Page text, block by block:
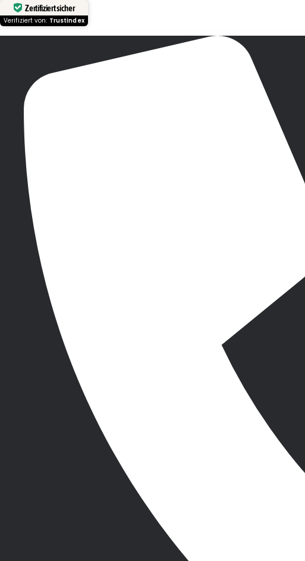
Zertifiziert sicher
Verifiziert von: Trustindex